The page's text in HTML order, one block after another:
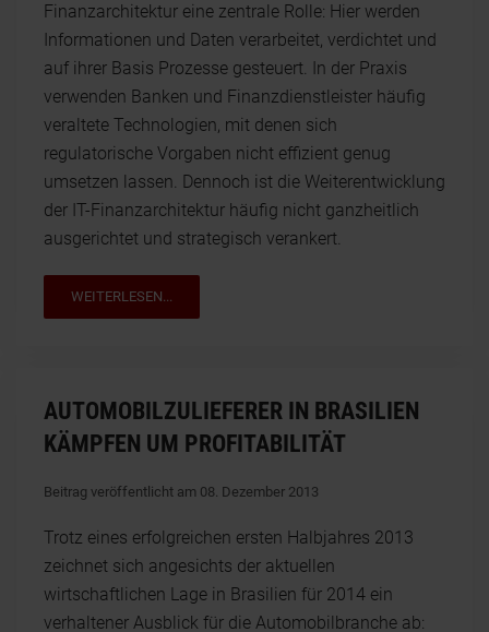
Finanzarchitektur eine zentrale Rolle: Hier werden
Informationen und Daten verarbeitet, verdichtet und
auf ihrer Basis Prozesse gesteuert. In der Praxis
verwenden Banken und Finanzdienstleister häufig
veraltete Technologien, mit denen sich
regulatorische Vorgaben nicht effizient genug
umsetzen lassen. Dennoch ist die Weiterentwicklung
der IT-Finanzarchitektur häufig nicht ganzheitlich
ausgerichtet und strategisch verankert.
WEITERLESEN...
AUTOMOBILZULIEFERER IN BRASILIEN
KÄMPFEN UM PROFITABILITÄT
Beitrag veröffentlicht am 08. Dezember 2013
Trotz eines erfolgreichen ersten Halbjahres 2013
zeichnet sich angesichts der aktuellen
wirtschaftlichen Lage in Brasilien für 2014 ein
verhaltener Ausblick für die Automobilbranche ab: